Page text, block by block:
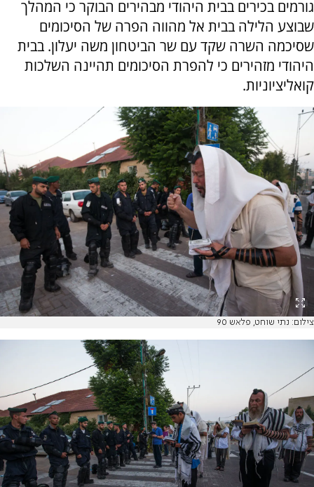
גורמים בכירים בבית היהודי מבהירים הבוקר כי המהלך
שבוצע הלילה בבית אל מהווה הפרה של הסיכומים
שסיכמה השרה שקד עם שר הביטחון משה יעלון. בבית
היהודי מזהירים כי להפרת הסיכומים תהיינה השלכות
קואליציוניות.
צילום: נתי שוחט, פלאש 90